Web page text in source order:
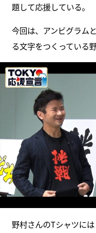
題して応援している。
今回は、アンビグラム
る文字をつくっている
野村さんのTシャツに